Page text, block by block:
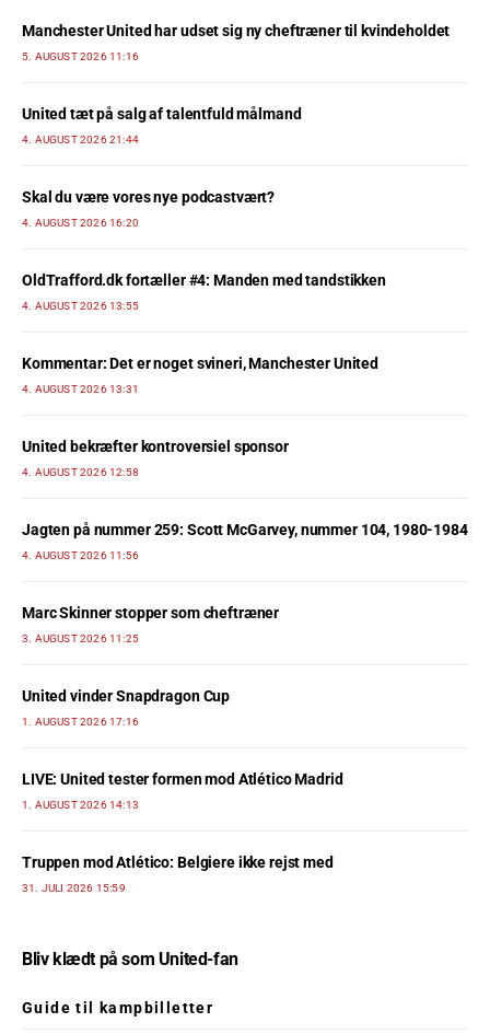
Manchester United har udset sig ny cheftræner til kvindeholdet
5. AUGUST 2026 11:16
United tæt på salg af talentfuld målmand
4. AUGUST 2026 21:44
Skal du være vores nye podcastvært?
4. AUGUST 2026 16:20
OldTrafford.dk fortæller #4: Manden med tandstikken
4. AUGUST 2026 13:55
Kommentar: Det er noget svineri, Manchester United
4. AUGUST 2026 13:31
United bekræfter kontroversiel sponsor
4. AUGUST 2026 12:58
Jagten på nummer 259: Scott McGarvey, nummer 104, 1980-1984
4. AUGUST 2026 11:56
Marc Skinner stopper som cheftræner
3. AUGUST 2026 11:25
United vinder Snapdragon Cup
1. AUGUST 2026 17:16
LIVE: United tester formen mod Atlético Madrid
1. AUGUST 2026 14:13
Truppen mod Atlético: Belgiere ikke rejst med
31. JULI 2026 15:59
Bliv klædt på som United-fan
Guide til kampbilletter